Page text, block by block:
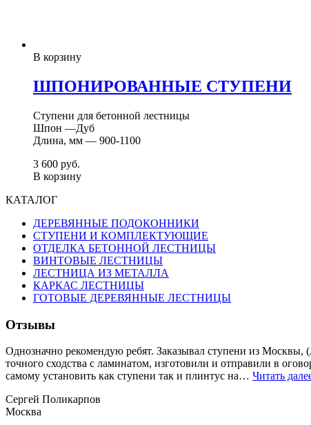
В корзину
ШПОНИРОВАННЫЕ СТУПЕНИ
Ступени для бетонной лестницы
Шпон —Дуб
Длина, мм — 900-1100
3 600 руб.
В корзину
КАТАЛОГ
ДЕРЕВЯННЫЕ ПОДОКОННИКИ
СТУПЕНИ И КОМПЛЕКТУЮЩИЕ
ОТДЕЛКА БЕТОННОЙ ЛЕСТНИЦЫ
ВИНТОВЫЕ ЛЕСТНИЦЫ
ЛЕСТНИЦА ИЗ МЕТАЛЛА
КАРКАС ЛЕСТНИЦЫ
ГОТОВЫЕ ДЕРЕВЯННЫЕ ЛЕСТНИЦЫ
Отзывы
Однозначно рекомендую ребят. Заказывал ступени из Москвы,
точного сходства с ламинатом, изготовили и отправили в
самому установить как ступени так и плинтус на… Читать
Сергей Поликарпов
Москва